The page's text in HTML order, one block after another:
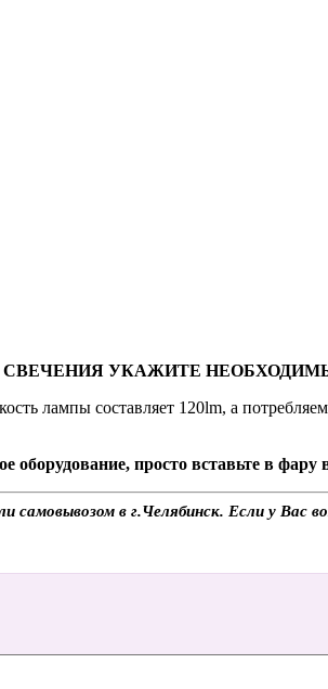
УКАЖИТЕ
лампы составляет 120lm, а
просто вставьте в
в г.Челябинск. Если у Вас